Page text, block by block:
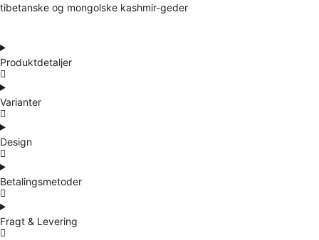
tibetanske og mongolske kashmir-geder
Produktdetaljer
Varianter
Design
Betalingsmetoder
Fragt & Levering